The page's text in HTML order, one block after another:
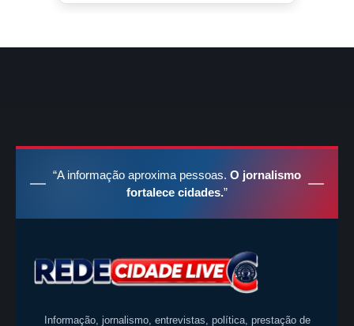
“A informação aproxima pessoas. O jornalismo
fortalece cidades.”
Informação, jornalismo, entrevistas, política, prestação de